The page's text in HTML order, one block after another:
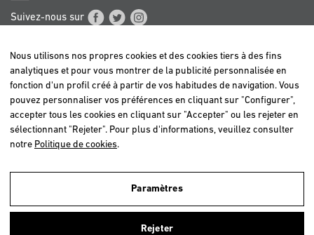
Nous utilisons nos propres cookies et ceux de tiers afin d'analyser nos
utilisateurs et d'offrir un meilleur service. Si vous continuez à naviguer,
Suivez-nous sur
BELGIË / BELGIQUE
DEUTSCHLAND
ITALIA
NEDERLAND
ÖSTERREICH
Nous utilisons nos propres cookies et des cookies tiers à des fins
analytiques et pour vous montrer de la publicité personnalisée en
fonction d'un profil créé à partir de vos habitudes de navigation. Vous
pouvez personnaliser vos préférences en cliquant sur "Configurer",
accepter tous les cookies en cliquant sur "Accepter" ou les rejeter en
sélectionnant "Rejeter". Pour plus d'informations, veuillez consulter
notre Politique de cookies.
Paramètres
Rejeter